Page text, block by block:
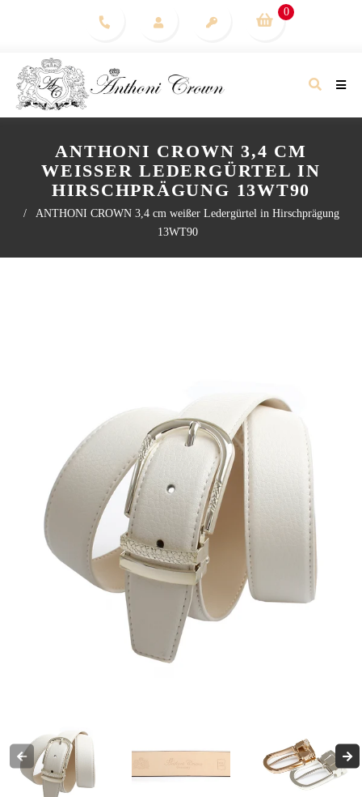
0
ANTHONI CROWN 3,4 CM
WEISSER LEDERGÜRTEL IN H
IRSCHPRÄGUNG 13WT90
/
ANTHONI CROWN 3,4 cm weißer Ledergürtel in Hirschprägung
13WT90